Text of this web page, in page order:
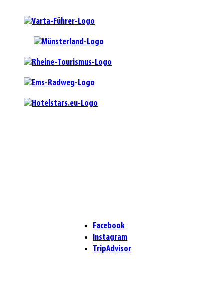
Facebook
Instagram
TripAdvisor